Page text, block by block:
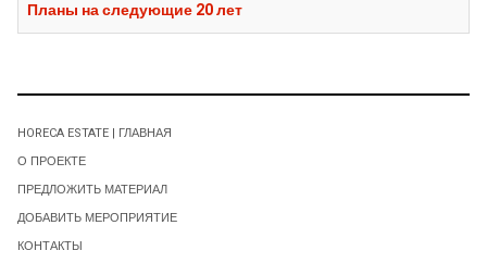
Планы на следующие 20 лет
HORECA ESTATE | ГЛАВНАЯ
О ПРОЕКТЕ
ПРЕДЛОЖИТЬ МАТЕРИАЛ
ДОБАВИТЬ МЕРОПРИЯТИЕ
КОНТАКТЫ